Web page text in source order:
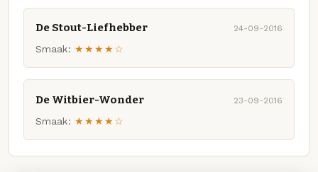
De Stout-Liefhebber 24-09-2016
Smaak: ★★★★☆
De Witbier-Wonder 23-09-2016
Smaak: ★★★★☆